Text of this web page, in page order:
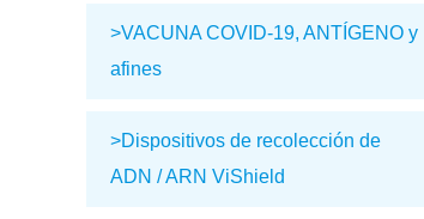
>VACUNA COVID-19, ANTÍGENO y
afines
>Dispositivos de recolección de
ADN / ARN ViShield